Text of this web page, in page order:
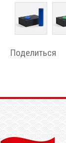
Поделиться